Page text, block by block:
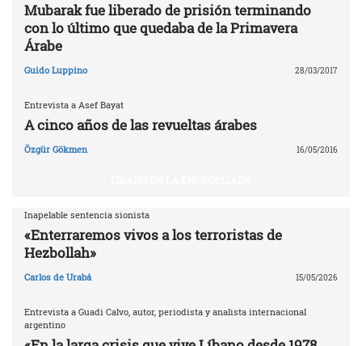
Mubarak fue liberado de prisión terminando
con lo último que quedaba de la Primavera
Árabe
Guido Luppino 28/03/2017
Entrevista a Asef Bayat
A cinco años de las revueltas árabes
Özgür Gökmen 16/05/2016
Inapelable sentencia sionista
«Enterraremos vivos a los terroristas de
Hezbollah»
Carlos de Urabá 15/05/2026
Entrevista a Guadi Calvo, autor, periodista y analista internacional
argentino